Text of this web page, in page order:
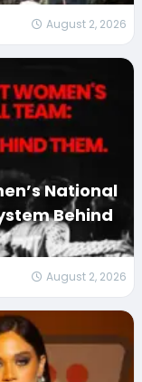
August 2, 2026
National
Behind
August 2, 2026